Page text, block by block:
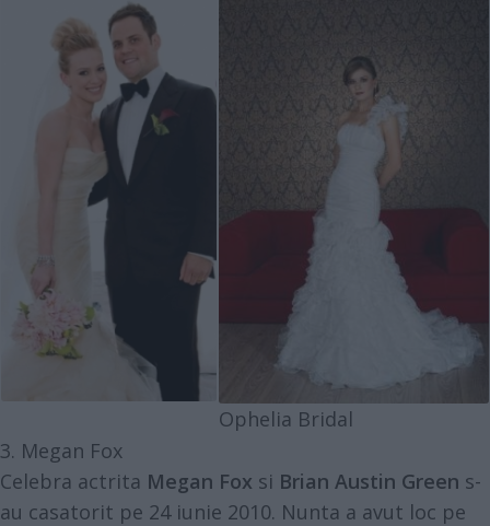
Ophelia Bridal
3. Megan Fox
Celebra actrita Megan Fox si Brian Austin Green s-
au casatorit pe 24 iunie 2010. Nunta a avut loc pe